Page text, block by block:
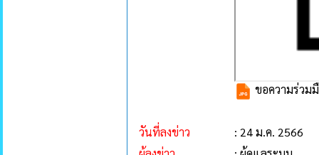
ขอความร่วม
วันที่ลงข่าว
: 24 ม.ค. 2566